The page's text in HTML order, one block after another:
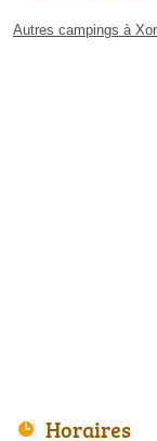
Autres campings à
Horaires